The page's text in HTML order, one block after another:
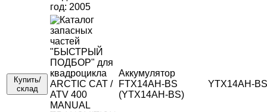
Купить/
склад
Аккумулятор
FTX14AH-BS
(YTX14AH-BS)
YTX14AH-BS